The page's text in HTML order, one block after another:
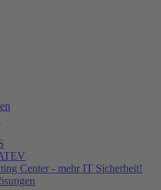
Center - mehr IT Sicherheit!